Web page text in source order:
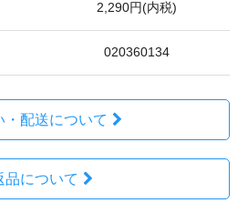
2,290円(内税)
020360134
・配送について
品について